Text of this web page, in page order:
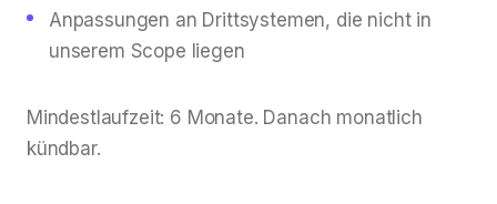
Anpassungen an Drittsystemen, die nicht in
unserem Scope liegen
Mindestlaufzeit: 6 Monate. Danach monatlich
kündbar.